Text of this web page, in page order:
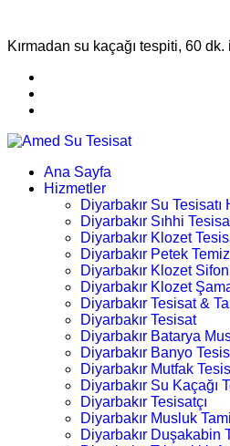
Kırmadan su kaçağı tespiti, 60 dk.
Ana Sayfa
Hizmetler
Diyarbakır Su Tesisatı
Diyarbakır Sıhhi
Diyarbakır Klozet
Diyarbakır Petek
Diyarbakır Klozet
Diyarbakır Klozet
Diyarbakır Tesisat &
Diyarbakır Tesisat
Diyarbakır Batarya
Diyarbakır Banyo
Diyarbakır Mutfak
Diyarbakır Su Kaçağı
Diyarbakır Tesisatçı
Diyarbakır Musluk
Diyarbakır Duşakabin